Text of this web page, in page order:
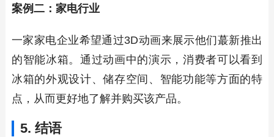
案例二：家电行业
一家家电企业希望通过3D动画来展示他们蕞新推出
的智能冰箱。通过动画中的演示，消费者可以看到
冰箱的外观设计、储存空间、智能功能等方面的特
点，从而更好地了解并购买该产品。
5. 结语